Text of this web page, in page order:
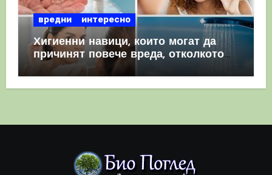
вредни интересно
Хигиенни навици, които могат да
причинят повече вреда, отколкото
полза